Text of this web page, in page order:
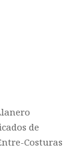
de
Costuras